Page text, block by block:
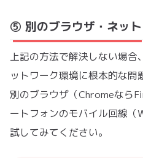
⑤ 別のブラウザ・ネッ
上記の方法で解決しない場
ットワーク環境に根本的な問
別のブラウザ（Chromeなら
ートフォンのモバイル回線
試してみてください。